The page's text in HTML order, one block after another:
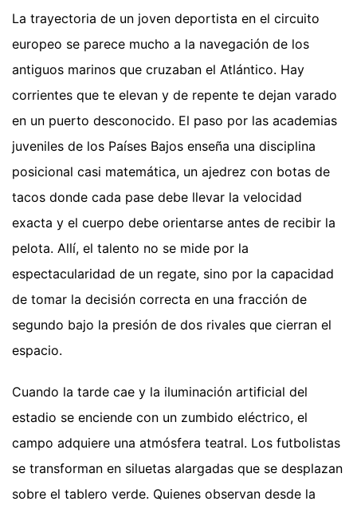
La trayectoria de un joven deportista en el circuito
europeo se parece mucho a la navegación de los
antiguos marinos que cruzaban el Atlántico. Hay
corrientes que te elevan y de repente te dejan varado
en un puerto desconocido. El paso por las academias
juveniles de los Países Bajos enseña una disciplina
posicional casi matemática, un ajedrez con botas de
tacos donde cada pase debe llevar la velocidad
exacta y el cuerpo debe orientarse antes de recibir la
pelota. Allí, el talento no se mide por la
espectacularidad de un regate, sino por la capacidad
de tomar la decisión correcta en una fracción de
segundo bajo la presión de dos rivales que cierran el
espacio.
Cuando la tarde cae y la iluminación artificial del
estadio se enciende con un zumbido eléctrico, el
campo adquiere una atmósfera teatral. Los futbolistas
se transforman en siluetas alargadas que se desplazan
sobre el tablero verde. Quienes observan desde la